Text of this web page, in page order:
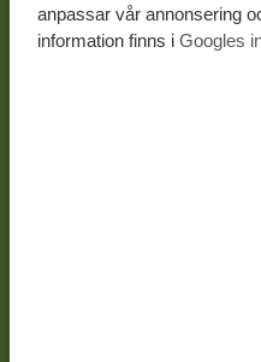
anpassar vår annonsering
information finns i Googles